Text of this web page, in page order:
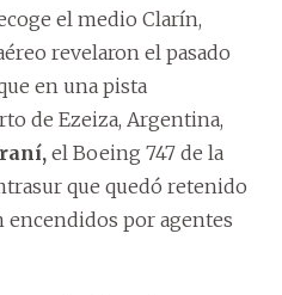
el medio Clarín,
revelaron el pasado
en una pista
de Ezeiza, Argentina,
el Boeing 747 de la
que quedó retenido
encendidos por agentes